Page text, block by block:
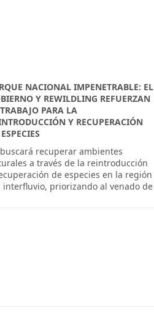
NACIONAL IMPENETRABLE: EL
Y REWILDLING REFUERZAN
PARA LA
Y RECUPERACIÓN
recuperar ambientes
a través de la reintroducción
de especies en la región
interfluvio, priorizando al venado de